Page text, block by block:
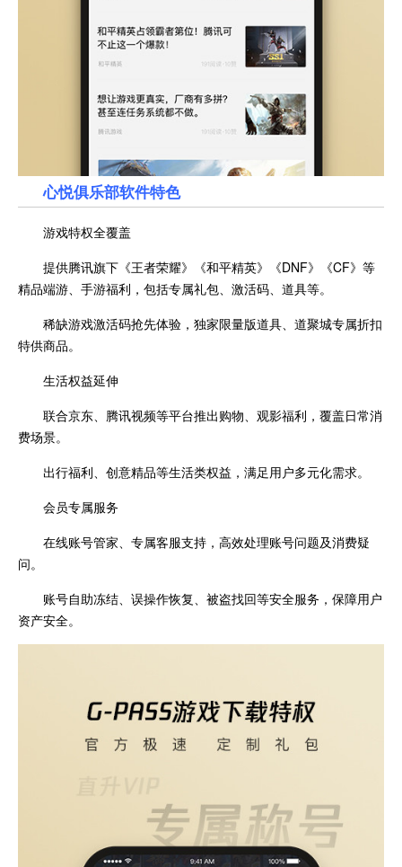
心悦俱乐部软件特色
游戏特权全覆盖
提供腾讯旗下《王者荣耀》《和平精英》《DNF》《CF》等
精品端游、手游福利，包括专属礼包、激活码、道具等。
稀缺游戏激活码抢先体验，独家限量版道具、道聚城专属折扣
特供商品。
生活权益延伸
联合京东、腾讯视频等平台推出购物、观影福利，覆盖日常消
费场景。
出行福利、创意精品等生活类权益，满足用户多元化需求。
会员专属服务
在线账号管家、专属客服支持，高效处理账号问题及消费疑
问。
账号自助冻结、误操作恢复、被盗找回等安全服务，保障用户
资产安全。